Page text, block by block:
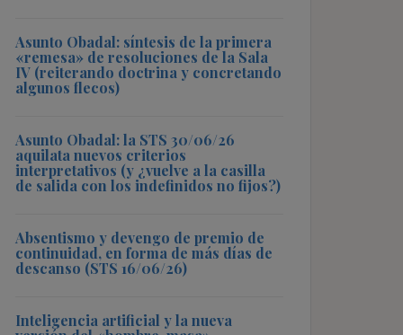
Asunto Obadal: síntesis de la primera
«remesa» de resoluciones de la Sala
IV (reiterando doctrina y concretando
algunos flecos)
Asunto Obadal: la STS 30/06/26
aquilata nuevos criterios
interpretativos (y ¿vuelve a la casilla
de salida con los indefinidos no fijos?)
Absentismo y devengo de premio de
continuidad, en forma de más días de
descanso (STS 16/06/26)
Inteligencia artificial y la nueva